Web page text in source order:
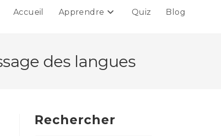
Accueil Apprendre Quiz Blog
des langues
Rechercher